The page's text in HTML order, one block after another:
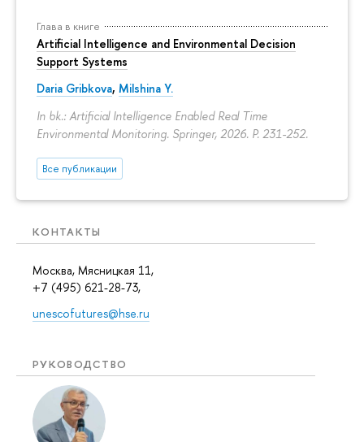
Глава в книге
Artificial Intelligence and Environmental Decision
Support Systems
Daria Gribkova, Milshina Y.
In bk.: Artificial Intelligence Enabled Real Time
Environmental Monitoring. Springer, 2026. P. 231-252.
Все публикации
КОНТАКТЫ
Москва, Мясницкая 11,
+7 (495) 621-28-73,
unescofutures@hse.ru
РУКОВОДСТВО